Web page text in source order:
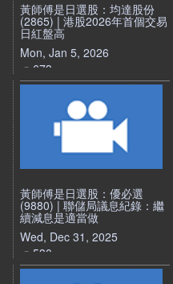
黃師傅是日選股：均達股份
(2865) | 港股2026年首個交易
日紅盤高
Mon, Jan 5, 2026
673
黃師傅是日選股：優必選
(9880) | 聯儲局議息紀錄：繼
續減息是適當做
Wed, Dec 31, 2025
530